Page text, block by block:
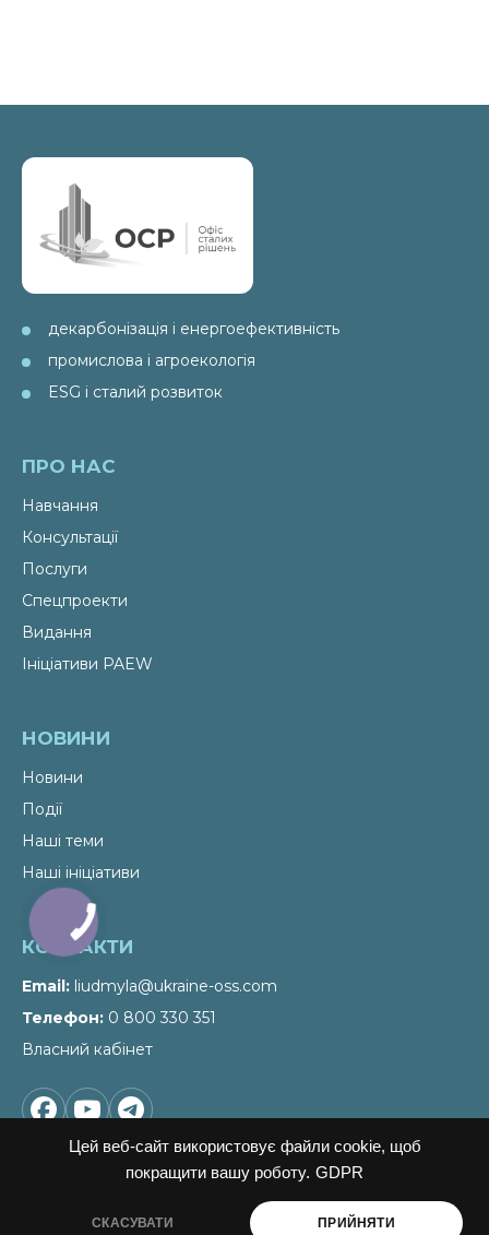
Цей веб-сайт використовує файли cookie, щоб
покращити вашу роботу. GDPR
СКАСУВАТИ ПРИЙНЯТИ
декарбонізація і енергоефективність
промислова і агроекологія
ESG і сталий розвиток
ПРО НАС
Навчання
Консультації
Послуги
Спецпроекти
Видання
Ініціативи PAEW
НОВИНИ
Новини
Події
Наші теми
Наші ініціативи
КОНТАКТИ
Email liudmyla@ukraine-oss.com
Телефон 0 800 330 351
Власний кабінет